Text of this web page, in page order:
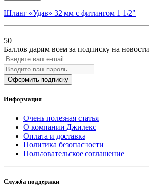
Шланг «Удав» 32 мм с фитингом 1 1/2"
50
Баллов дарим всем за подписку на новости
Оформить подписку
Информация
Очень полезная статья
О компании Джилекс
Оплата и доставка
Политика безопасности
Пользовательское соглашение
Служба поддержки